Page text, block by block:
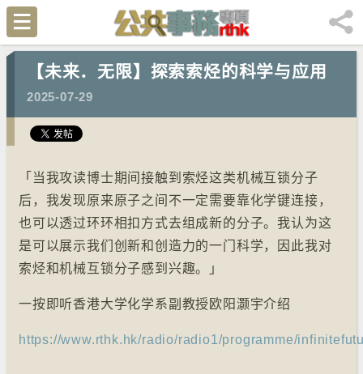
【未来．无限】探索索烃的科学与应用
2025-07-29
「当我攻读博士期间接触到索烃这类机械互锁分子
后，我发现原来原子之间不一定需要靠化学键连接，
也可以透过环环相扣方式去组成新的分子。我认为这
是可以展示我们创新和创造力的一门科学，因此我对
索烃和机械互锁分子感到兴趣。」
一按即听香港大学化学系副教授欧阳灏宇介绍
https://www.rthk.hk/radio/radio1/programme/